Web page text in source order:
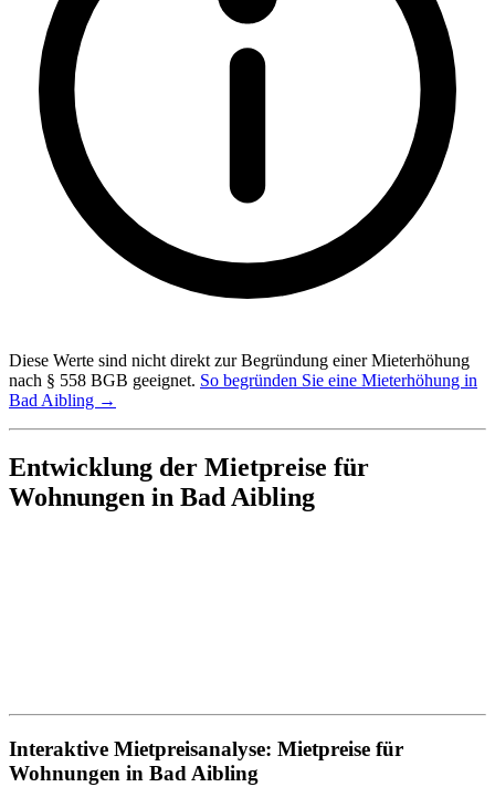
Diese Werte sind nicht direkt zur Begründung einer Mieterhöhung
nach § 558 BGB geeignet. So begründen Sie eine Mieterhöhung in
Bad Aibling →
Entwicklung der Mietpreise für
Wohnungen in Bad Aibling
Interaktive Mietpreisanalyse: Mietpreise für
Wohnungen in Bad Aibling